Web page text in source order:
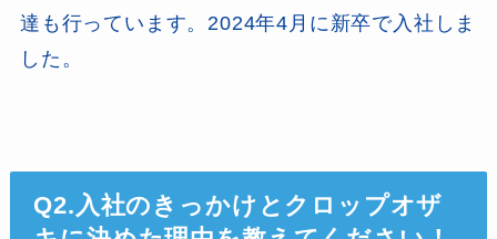
達も行っています。2024年4月に新卒で入社しま
した。
Q2.入社のきっかけとクロップオザ